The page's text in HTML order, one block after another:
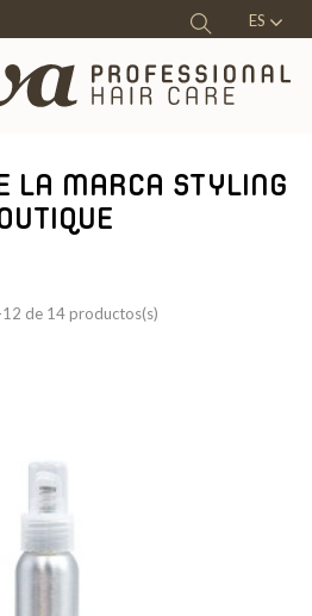
ES
LA MARCA STYLING
de 14 productos(s)